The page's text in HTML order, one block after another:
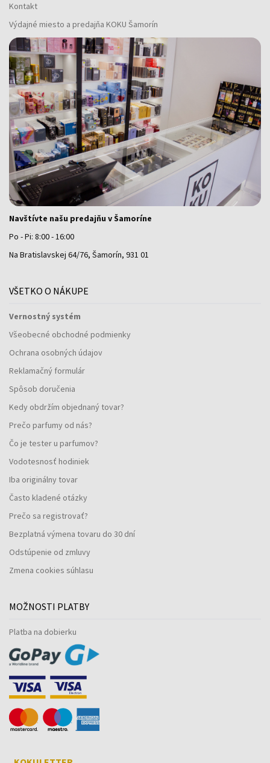
Kontakt
Výdajné miesto a predajňa KOKU Šamorín
Navštívte našu predajňu v Šamoríne
Po - Pi: 8:00 - 16:00
Na Bratislavskej 64/76, Šamorín, 931 01
VŠETKO O NÁKUPE
Vernostný systém
Všeobecné obchodné podmienky
Ochrana osobných údajov
Reklamačný formulár
Spôsob doručenia
Kedy obdržím objednaný tovar?
Prečo parfumy od nás?
Čo je tester u parfumov?
Vodotesnosť hodiniek
Iba originálny tovar
Často kladené otázky
Prečo sa registrovať?
Bezplatná výmena tovaru do 30 dní
Odstúpenie od zmluvy
Zmena cookies súhlasu
MOŽNOSTI PLATBY
Platba na dobierku